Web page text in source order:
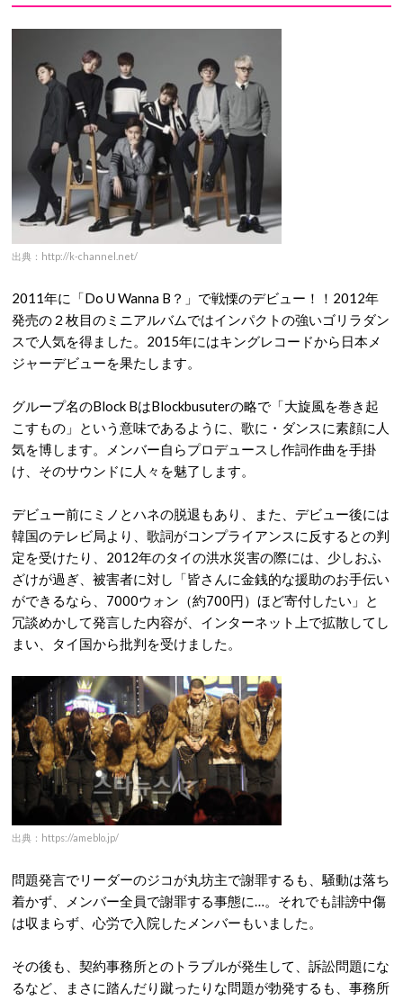
出典：http://k-channel.net/
2011年に「Do U Wanna B？」で戦慄のデビュー！！2012年
発売の２枚目のミニアルバムではインパクトの強いゴリラダン
スで人気を得ました。2015年にはキングレコードから日本メ
ジャーデビューを果たします。
グループ名のBlock BはBlockbusuterの略で「大旋風を巻き起
こすもの」という意味であるように、歌に・ダンスに素顔に人
気を博します。メンバー自らプロデュースし作詞作曲を手掛
け、そのサウンドに人々を魅了します。
デビュー前にミノとハネの脱退もあり、また、デビュー後には
韓国のテレビ局より、歌詞がコンプライアンスに反するとの判
定を受けたり、2012年のタイの洪水災害の際には、少しおふ
ざけが過ぎ、被害者に対し「皆さんに金銭的な援助のお手伝い
ができるなら、7000ウォン（約700円）ほど寄付したい」と
冗談めかして発言した内容が、インターネット上で拡散してし
まい、タイ国から批判を受けました。
出典：https://ameblo.jp/
問題発言でリーダーのジコが丸坊主で謝罪するも、騒動は落ち
着かず、メンバー全員で謝罪する事態に…。それでも誹謗中傷
は収まらず、心労で入院したメンバーもいました。
その後も、契約事務所とのトラブルが発生して、訴訟問題にな
るなど、まさに踏んだり蹴ったりな問題が勃発するも、事務所